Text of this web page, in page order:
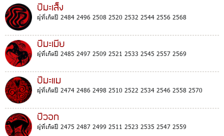
ปีมะเส็ง
ผู้ที่เกิดปี 2484 2496 2508 2520 2532 2544 2556 2568
ปีมะเมีย
ผู้ที่เกิดปี 2485 2497 2509 2521 2533 2545 2557 2569
ปีมะแม
ผู้ที่เกิดปี 2474 2486 2498 2510 2522 2534 2546 2558 2570
ปีวอก
ผู้ที่เกิดปี 2475 2487 2499 2511 2523 2535 2547 2559